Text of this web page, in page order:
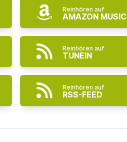
Reinhören auf
AMAZON MUSIC
Reinhören auf
TUNEIN
Reinhören auf
RSS-FEED